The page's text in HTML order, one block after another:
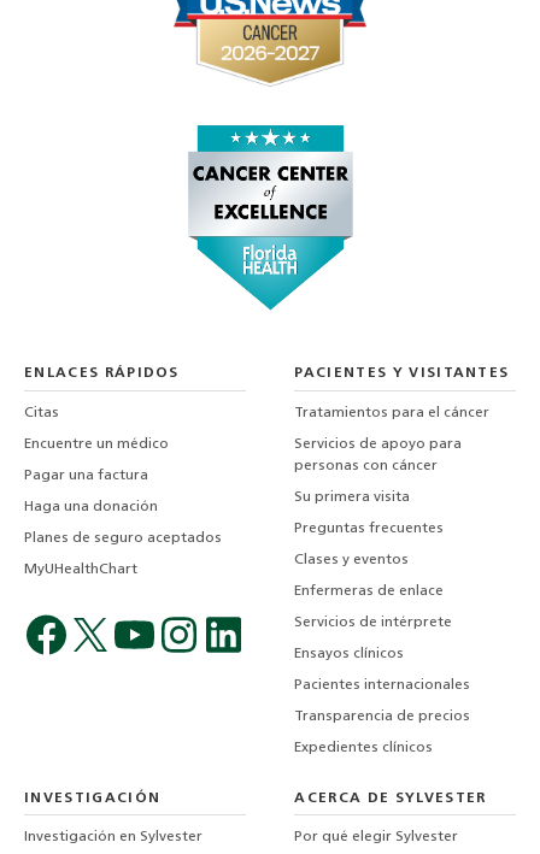
ENLACES RÁPIDOS
Citas
Encuentre un médico
Pagar una factura
Haga una donación
Planes de seguro aceptados
MyUHealthChart
PACIENTES Y VISITANTES
Tratamientos para el cáncer
Servicios de apoyo para
personas con cáncer
Su primera visita
Preguntas frecuentes
Clases y eventos
Enfermeras de enlace
Servicios de intérprete
Ensayos clínicos
Pacientes internacionales
Transparencia de precios
Expedientes clínicos
INVESTIGACIÓN
Investigación en Sylvester
ACERCA DE SYLVESTER
Por qué elegir Sylvester